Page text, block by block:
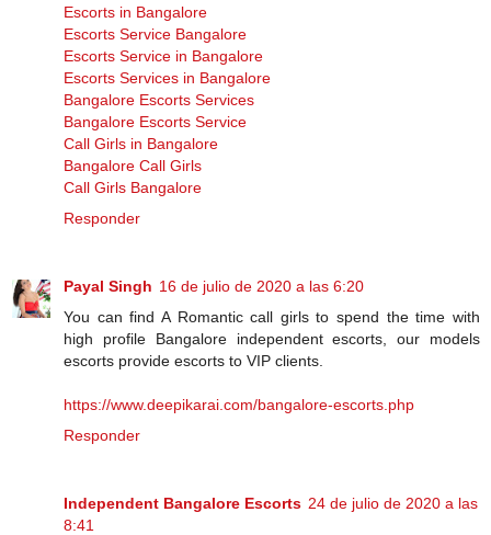
Escorts in Bangalore
Escorts Service Bangalore
Escorts Service in Bangalore
Escorts Services in Bangalore
Bangalore Escorts Services
Bangalore Escorts Service
Call Girls in Bangalore
Bangalore Call Girls
Call Girls Bangalore
Responder
Payal Singh 16 de julio de 2020 a las 6:20
You can find A Romantic call girls to spend the time with
high profile Bangalore independent escorts, our models
escorts provide escorts to VIP clients.
https://www.deepikarai.com/bangalore-escorts.php
Responder
Independent Bangalore Escorts 24 de julio de 2020 a las
8:41